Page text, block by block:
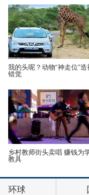
我的头呢？动物“神走位”造
错觉
乡村教师街头卖唱 赚钱为
教具
环球